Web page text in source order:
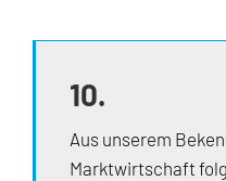
10.
Aus unserem
Marktwirtschaft